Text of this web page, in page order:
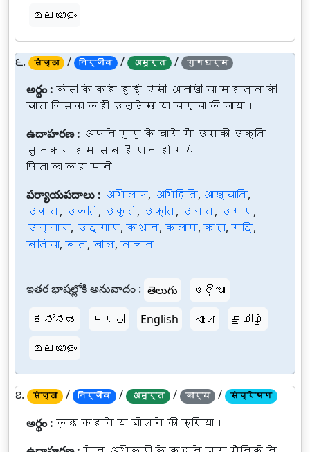
മലയാളം
౬. संज्ञा / निर्जीव / अमूर्त / गुणधर्म
అర్థం : किसी की कही हुई ऐसी अनोखी या महत्व की
बात जिसका कहीं उल्लेख या चर्चा की जाय।
ఉదాహరణ : अपने गुरु के बारे में उसकी उक्ति
सुनकर हम सब हैरान हो गये।
पिता का कहा मानो।
పర్యాయపదాలు : अभिलाप, अभिहिति, आख्याति,
उकत, उकति, उकुति, उक्ति, उगत, उगार,
उग्गार, उद्गार, कथन, कलाम, कहा, गदि,
बतिया, बात, बोल, वचन
ఇతర భాషల్లోకి అనువాదం : తెలుగు
ଓଡ଼ିଆ
ಕನ್ನಡ
मराठी English বাংলা
தமிழ்
മലയാളം
౭. संज्ञा / निर्जीव / अमूर्त / कार्य / संप्रेषण
అర్థం : कुछ कहने या बोलने की क्रिया।